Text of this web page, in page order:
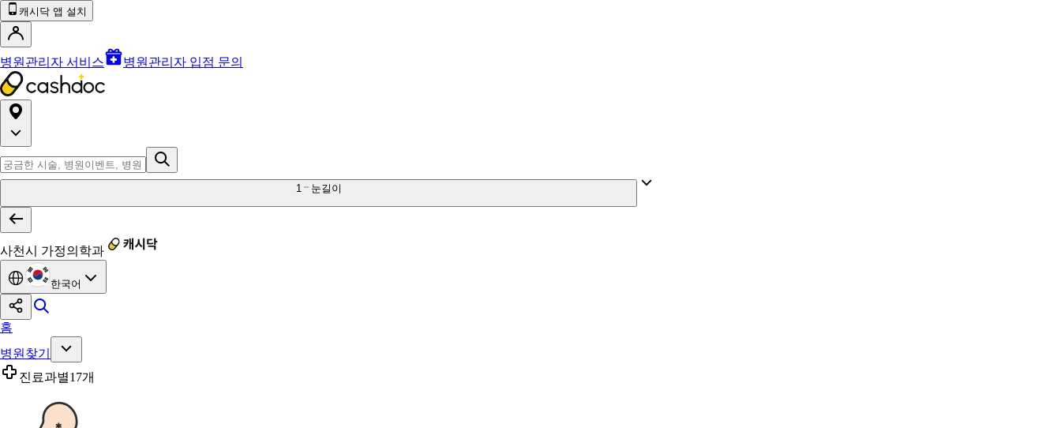
캐시닥 앱 설치
병원관리자 서비스 병원관리자 입점 문의
1 눈길이
사천시 가정의학과
한국어
홈
병원찾기
진료과별17개